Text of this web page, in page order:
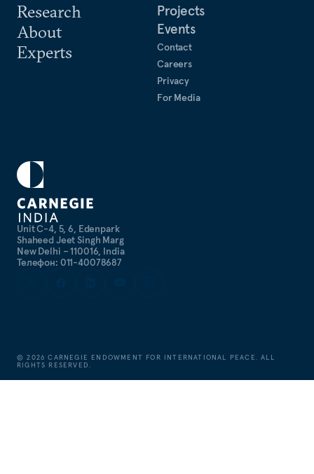
Unit C-4, 5, 6, Edenpark
Shaheed Jeet Singh Marg
New Delhi – 110016, India
Телефон: 011-40078687
Research
About
Experts
Projects
Events
Contact
Careers
Privacy
For Media
©2026 CARNEGIE ENDOWMENT FOR INTERNATIONAL PEACE. ALL
RIGHTS RESERVED.